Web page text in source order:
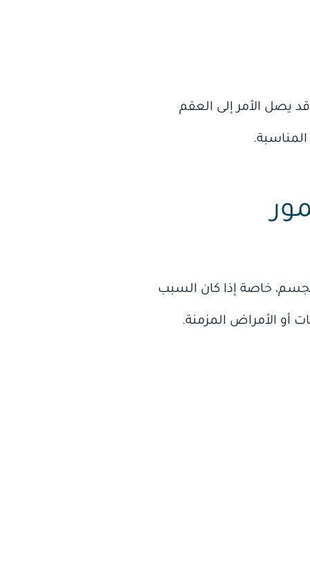
يصل الأمر إلى العقم
خاصة إذا كان السبب
أو الأمراض المزمنة.